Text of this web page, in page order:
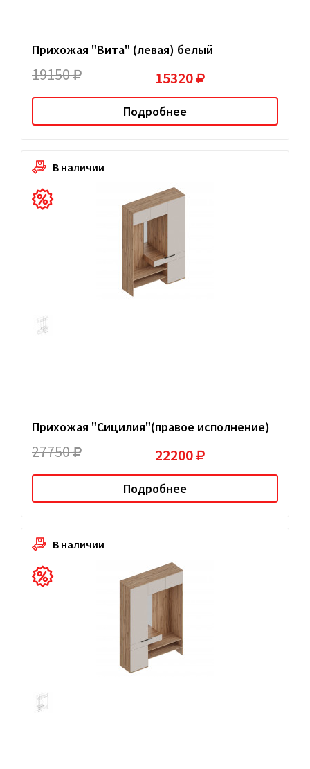
Прихожая "Вита" (левая) белый
19150 15320
Подробнее
В наличии
Прихожая "Сицилия"(правое исполнение)
27750 22200
Подробнее
В наличии